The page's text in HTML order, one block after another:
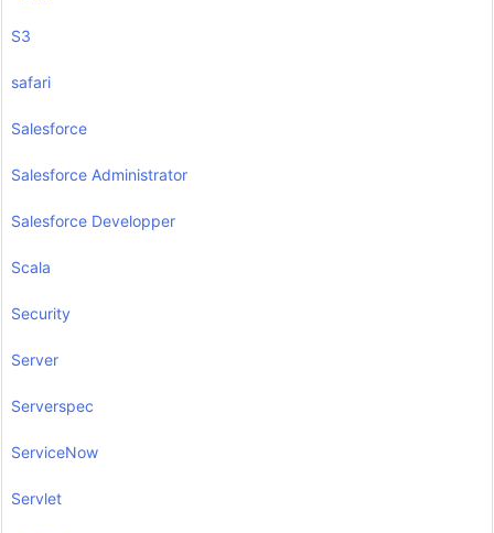
S3
safari
Salesforce
Salesforce Administrator
Salesforce Developper
Scala
Security
Server
Serverspec
ServiceNow
Servlet